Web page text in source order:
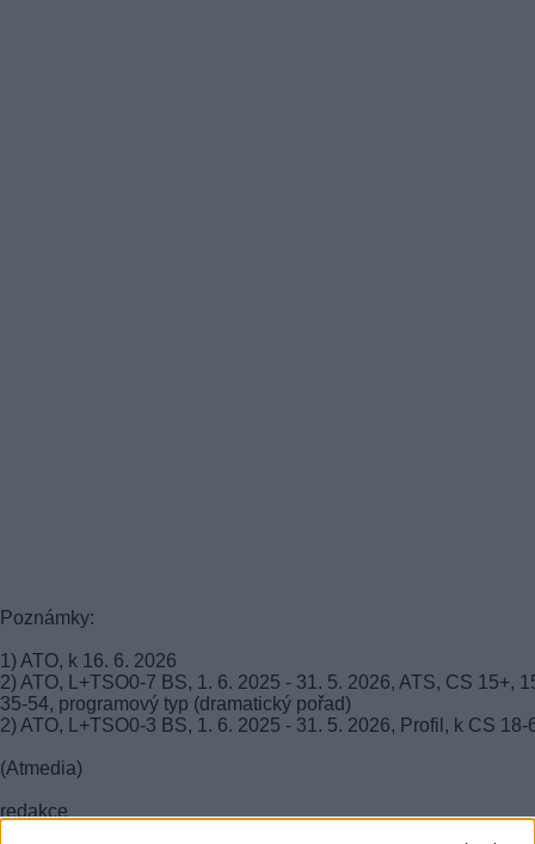
Poznámky:
1) ATO, k 16. 6. 2026
2) ATO, L+TSO0-7 BS, 1. 6. 2025 - 31. 5. 2026, ATS, CS 15+,
35-54, programový typ (dramatický pořad)
2) ATO, L+TSO0-3 BS, 1. 6. 2025 - 31. 5. 2026, Profil, k CS 18-
(Atmedia)
redakce